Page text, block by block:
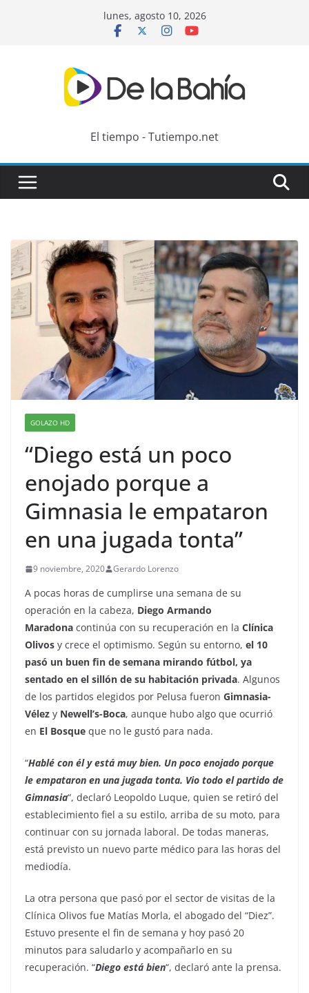
lunes, agosto 10, 2026
El tiempo - Tutiempo.net
GOLAZO HD
“Diego está un poco
enojado porque a
Gimnasia le empataron
en una jugada tonta”
9 noviembre, 2020 Gerardo Lorenzo
A pocas horas de cumplirse una semana de su
operación en la cabeza, Diego Armando
Maradona continúa con su recuperación en la Clínica
Olivos y crece el optimismo. Según su entorno, el 10
pasó un buen fin de semana mirando fútbol, ya
sentado en el sillón de su habitación privada. Algunos
de los partidos elegidos por Pelusa fueron Gimnasia-
Vélez y Newell’s-Boca, aunque hubo algo que ocurrió
en El Bosque que no le gustó para nada.
“Hablé con él y está muy bien. Un poco enojado porque
le empataron en una jugada tonta. Vio todo el partido de
Gimnasia“, declaró Leopoldo Luque, quien se retiró del
establecimiento fiel a su estilo, arriba de su moto, para
continuar con su jornada laboral. De todas maneras,
está previsto un nuevo parte médico para las horas del
mediodía.
La otra persona que pasó por el sector de visitas de la
Clínica Olivos fue Matías Morla, el abogado del “Diez”.
Estuvo presente el fin de semana y hoy pasó 20
minutos para saludarlo y acompañarlo en su
recuperación. “Diego está bien“, declaró ante la prensa.